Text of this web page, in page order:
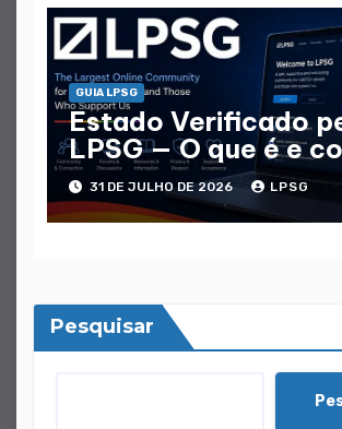
GUIA LPSG
Estado Verificado
LPSG — O que é e
obtê - lo
31 DE JULHO DE 2026 LPSG
Pesquisar